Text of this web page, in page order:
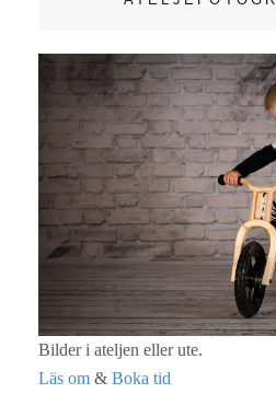
Bilder i ateljen eller ute.
Läs om & Boka tid